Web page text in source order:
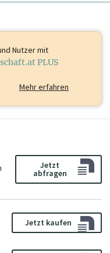
Nutzer mit
PLUS
Mehr erfahren
Jetzt
abfragen
Jetzt kaufen